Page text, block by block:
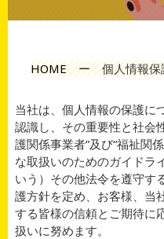
HOMEー個人情報
当社は、個人情報の保護に
認識し、その重要性と社会
護関係事業者”及び“福祉関
な取扱いのためのガイドラ
いう）その他法令を遵守す
護方針を定め、お客様、当
する皆様の信頼とご期待に
扱いに努めます。